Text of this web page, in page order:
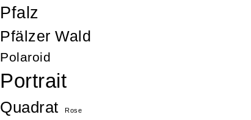
Pfalz
Pfälzer Wald
Polaroid
Portrait
Quadrat Rose